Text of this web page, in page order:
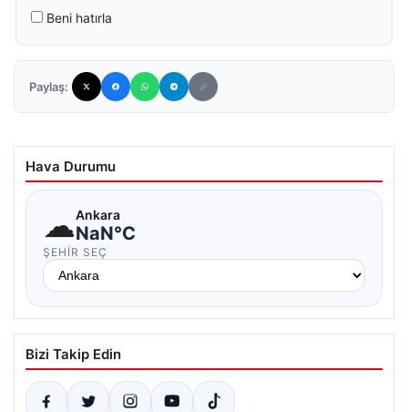
Beni hatırla
Paylaş:
Hava Durumu
☁Ankara
NaN°C
ŞEHIR SEÇ
Bizi Takip Edin